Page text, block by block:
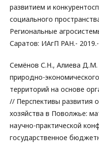
развитием и
социального
Региональные
Саратов: ИАгП РАН.-
Семёнов С.Н., Алиева
природно-
территорий на основе
// Перспективы развития
хозяйства в Поволжье:
научно-практической
государственное